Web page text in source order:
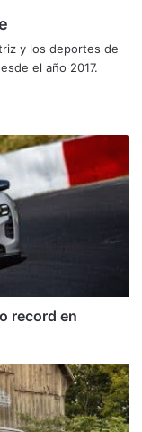
y los deportes de
el año 2017.
record en